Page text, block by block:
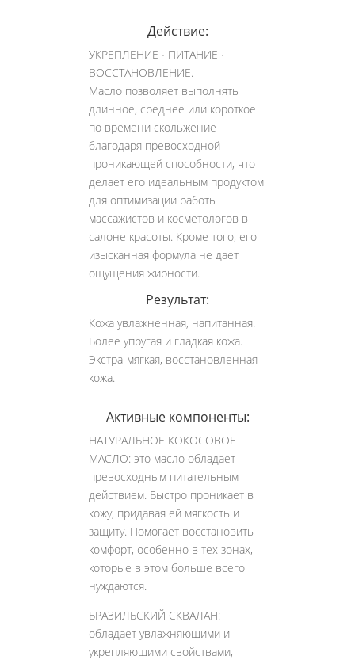
Действие:
УКРЕПЛЕНИЕ ∙ ПИТАНИЕ ∙
ВОССТАНОВЛЕНИЕ.
Масло позволяет выполнять
длинное, среднее или короткое
по времени скольжение
благодаря превосходной
проникающей способности, что
делает его идеальным продуктом
для оптимизации работы
массажистов и косметологов в
салоне красоты. Кроме того, его
изысканная формула не дает
ощущения жирности.
Результат:
Кожа увлажненная, напитанная.
Более упругая и гладкая кожа.
Экстра-мягкая, восстановленная
кожа.
Активные компоненты:
НАТУРАЛЬНОЕ КОКОСОВОЕ
МАСЛО: это масло обладает
превосходным питательным
действием. Быстро проникает в
кожу, придавая ей мягкость и
защиту. Помогает восстановить
комфорт, особенно в тех зонах,
которые в этом больше всего
нуждаются.
БРАЗИЛЬСКИЙ СКВАЛАН:
обладает увлажняющими и
укрепляющими свойствами,